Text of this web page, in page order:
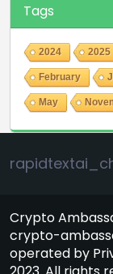
Tags
2024 2025
February
May
Crypto
crypto-
operated by